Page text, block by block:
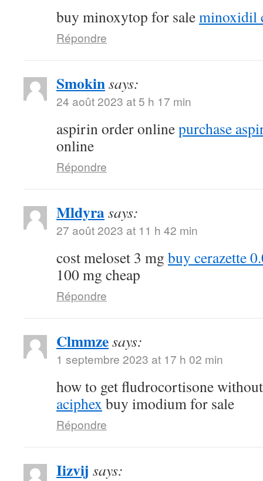
buy minoxytop for saleminoxidil
Répondre
Smokinsays:
24 août 2023 at 5 h 17 min
aspirin order onlinepurchase
online
Répondre
Mldyrasays:
27 août 2023 at 11 h 42 min
cost meloset 3 mg buy cerazette
100 mg cheap
Répondre
Clmmzesays:
1 septembre 2023 at 17 h 02 min
how to get fludrocortisone
aciphex buy imodium for sale
Répondre
Iizvij says: